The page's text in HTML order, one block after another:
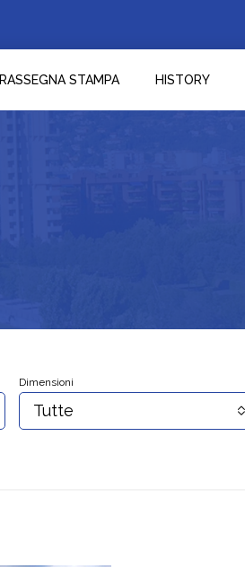
RASSEGNA STAMPA HISTORY
Dimensioni
Tutte